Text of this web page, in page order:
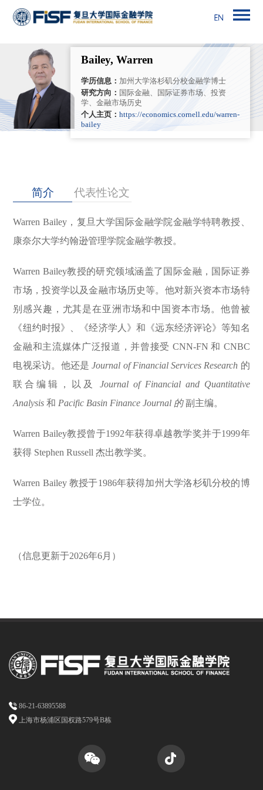
Bailey, Warren
学历信息： 加州大学洛杉矶分校金融学博士
研究方向： 国际金融、国际证券市场、投资
学、金融市场历史
个人主页： https://economics.cornell.edu/warren-
bailey
简介 代表性论文
Warren Bailey，复旦大学国际金融学院金融学特聘教授、
康奈尔大学约翰逊管理学院金融学教授。
Warren Bailey教授的研究领域涵盖了国际金融，国际证券
市场，投资学以及金融市场历史等。他对新兴资本市场特
别感兴趣，尤其是在亚洲市场和中国资本市场。他曾被
《纽约时报》、《经济学人》和《远东经济评论》等知名
金融和主流媒体广泛报道，并曾接受 CNN-FN 和 CNBC
电视采访。他还是Journal of Financial Services Research 的
联合编辑，以及 Journal of Financial and Quantitative
Analysis和 Pacific Basin Finance Journal 的副主编。
Warren Bailey教授曾于1992年获得卓越教学奖并于1999年
获得 Stephen Russell 杰出教学奖。
Warren Bailey 教授于1986年获得加州大学洛杉矶分校的博
士学位。
（信息更新于2026年6月）
86-21-63895588
上海市杨浦区国权路579号B栋